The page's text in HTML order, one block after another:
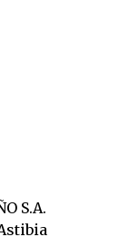
S.A.